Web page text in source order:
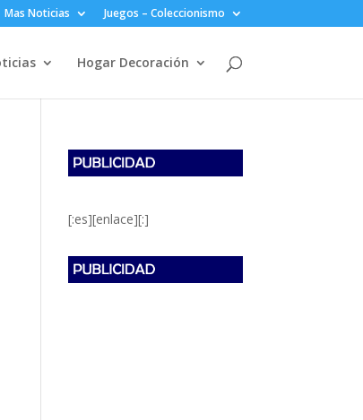
Mas Noticias Juegos – Coleccionismo
Hogar Decoración
[:es][enlace][:]